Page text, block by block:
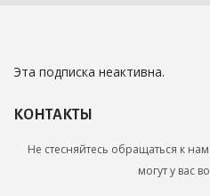
Эта подписка неактивна.
КОНТАКТЫ
Не стесняйтесь обращаться к
могут у вас